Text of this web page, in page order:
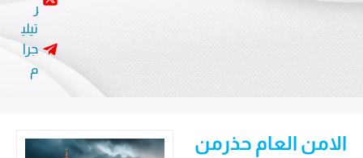
ر
تيلي
جرا
الامن العام حذرمن